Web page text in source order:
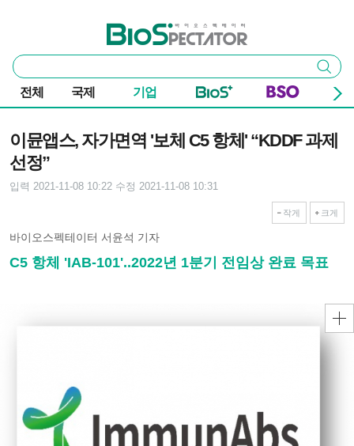
바이오스펙테이터
통
합
검
색
검색
전체 국제 기업
이뮨앱스, 자가면역 '보체 C5 항체' “KDDF 과제
선정”
입력 2021-11-08 10:22 수정 2021-11-08 10:31
작게 크게
바이오스펙테이터 서윤석 기자
C5 항체 'IAB-101'..2022년 1분기 전임상 완료 목표